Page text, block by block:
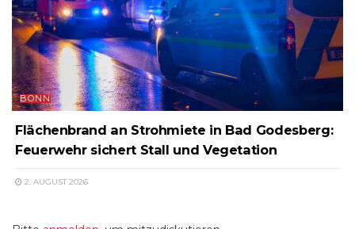
BONN
Flächenbrand an Strohmiete in Bad Godesberg:
Feuerwehr sichert Stall und Vegetation
2. AUGUST 2026